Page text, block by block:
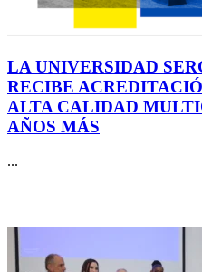
LA UNIVERSIDAD
RECIBE
ALTA CALIDAD
AÑOS MÁS
...